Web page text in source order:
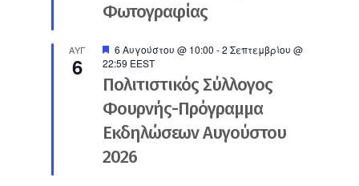
Φωτογραφίας
ΑΥΓ
6
Προτεινόμενο
6 Αυγούστου @ 10:00 -2 Σεπτεμβρίου @
22:59 EEST
Πολιτιστικός Σύλλογος
Φουρνής-Πρόγραμμα
Εκδηλώσεων Αυγούστου
2026